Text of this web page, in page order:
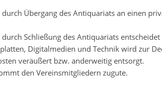
Übergang des Antiquariats an einen
Schließung des Antiquariats
Digitalmedien und Technik wird zur
veräußert bzw. anderweitig entsorgt.
den Vereinsmitgliedern zugute.